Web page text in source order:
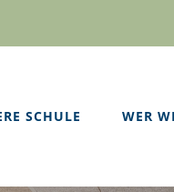
SCHULE WER